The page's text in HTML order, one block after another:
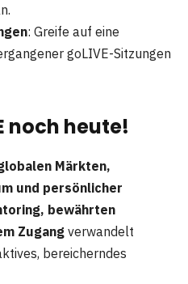
: Greife auf eine
goLIVE-Sitzungen
noch heute!
Märkten,
und persönlicher
bewährten
Zugang verwandelt
bereicherndes